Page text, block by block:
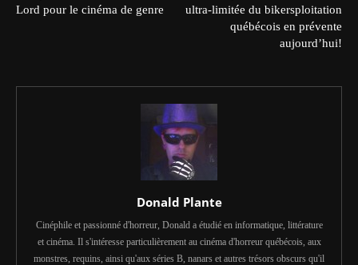
Lord pour le cinéma de genre
ultra-limitée du bikersploitation
québécois en prévente
aujourd’hui!
Donald Plante
Cinéphile et passionné d'horreur, Donald a étudié en informatique, littérature
et cinéma. Il s'intéresse particulièrement au cinéma d'horreur québécois, aux
monstres, requins, ainsi qu'aux séries B, nanars et autres trésors obscurs qu'il